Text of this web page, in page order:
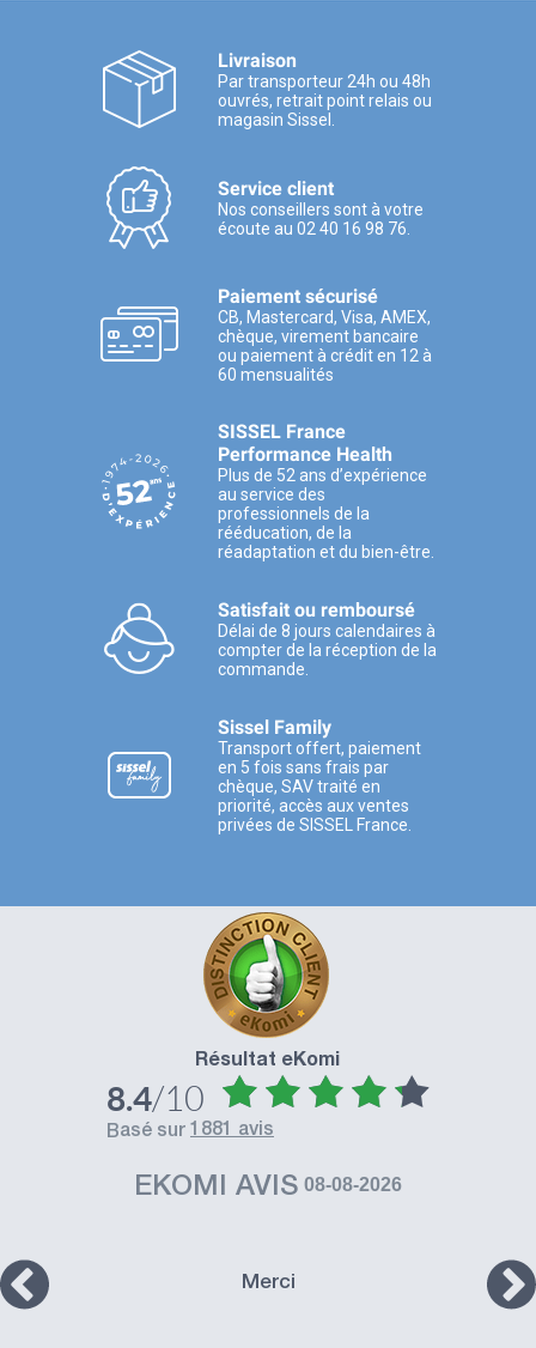
Livraison
Par transporteur 24h ou 48h
ouvrés, retrait point relais ou
magasin Sissel.
Service client
Nos conseillers sont à votre
écoute au 02 40 16 98 76.
Paiement sécurisé
CB, Mastercard, Visa, AMEX,
chèque, virement bancaire
ou paiement à crédit en 12 à
60 mensualités
SISSEL France
Performance Health
Plus de 52 ans d’expérience
au service des
professionnels de la
rééducation, de la
réadaptation et du bien-être.
Satisfait ou remboursé
Délai de 8 jours calendaires à
compter de la réception de la
commande.
Sissel Family
Transport offert, paiement
en 5 fois sans frais par
chèque, SAV traité en
priorité, accès aux ventes
privées de SISSEL France.
Résultat eKomi
8.4/10
basé sur 1881 avis
EKOMI AVIS 08-08-2026
Merci